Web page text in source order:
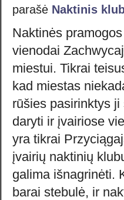
parašė Naktinis
Naktinės
vienodai
miestui. Tikrai
kad miestas
rūšies pasirinktys
daryti ir įvairiose
yra tikrai
įvairių naktinių
galima išnagrinėti.
barai stebulė, ir